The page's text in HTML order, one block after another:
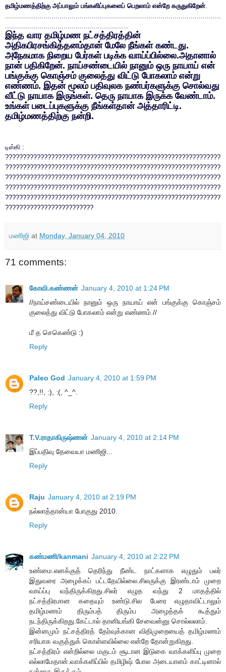
தமிழ்மணத்திற்கு அப்பாலும் பங்களிப்புகளைப் பெறலாம் என்றே கருதுகிறேன்
இந்த வார தமிழ்மண நட்சத்திரத்தின்
அதிகபிரசங்கித்தனம்தான் மேலே நீங்கள் கண்டது.
அநேகமாக நிறைய பேர்கள் படிக்க வாய்ப்பில்லை.அதானால்
நான் பதிகிறேன். நாய்சண்டையில் நானும் ஒரு நாயாய் என்
பங்குக்கு கொஞ்சம் குலைத்து விட்டு போகலாம் என்று
எண்ணம். இதன் மூலம் பதிவுலக நண்பர்களுக்கு சொல்வது
வீட்டு நாயாக இருங்கள். தெரு நாயாக இருக்க வேண்டாம்.
உங்கள் படைப்புகளுக்கு நீங்கள்தான் அத்தாரிட்டி.
தமிழ்மணத்திற்கு நன்றி.
டிஸ்கி :
?????????????????????????????????????????????????????????????
?????????????????????????????????????????????????????????????
?????????????????????????????????????????????????????????????
?????????????????????????????????????????????????????????????
?????????????????????????????????????????????????????????????
?????????????????????????
மணிஜி at Monday, January 04, 2010
71 comments:
கோவி.கண்ணன் January 4, 2010 at 1:24 PM
//நாய்சண்டையில் நானும் ஒரு நாயாய் என் பங்குக்கு கொஞ்சம்
குலைத்து விட்டு போகலாம் என்று எண்ணம்.//
மீ த செகெண்டு :)
Reply
Paleo God January 4, 2010 at 1:59 PM
??,!!, :), :(, ^_^.
Reply
T.V.ராதாகிருஷ்ணன் January 4, 2010 at 2:14 PM
இப்பதிவு தேவையா மணிஜி...
Reply
Raju January 4, 2010 at 2:19 PM
நல்லாத்தான்யா போகுது 2010.
Reply
கண்மணி/kanmani January 4, 2010 at 2:22 PM
உண்மை.எனக்குத் தெரிந்து நீண்ட நாட்களாக எழுதும் பலர்
இதுவரை அழைக்கப் பட்டதேயில்லை.சிலருக்கு இரண்டாம் முறை
வாய்ப்பு வந்திருக்கிறது.சிலர் எழுத வந்து 2 மாதத்தில்
நட்சத்திரமான கதையும் உண்டு.சில பேரை எழுதாவிட்டாலும்
தமிழ்மணம் திரும்பத் திரும்ப அழைத்தக் கூத்தும்
நடந்திருக்கிறது.கேட்டால் தானியங்கி சேவைன்னு சொல்லலாம்.
இன்னமும் நட்சத்திரத் தேர்வுக்கான விதிமுறையைத் தமிழ்மணம்
சரியாக வகுத்துக் கொள்ளவில்லை என்றே தோன்றுகிறது.
நட்சத்திரம் என்றில்லை மகுடம் சூடான இடுகை வாக்களிப்பு முறை
எல்லாமேதான்.வாக்களிப்பில் தமிழிஷ் போல அடையாளம் காட்டினால்